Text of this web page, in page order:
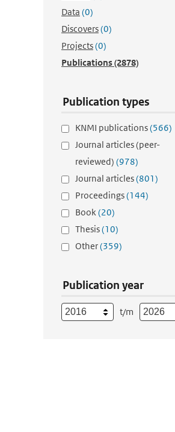
Data (0)
Discovers(0)
Projects(0)
Publications(2878)
Publication types
KNMI publications(566)
Journal articles (peer-
reviewed) (978)
Journal articles(801)
Proceedings(144)
Book(20)
Thesis(10)
Other(359)
Publication year
t/m